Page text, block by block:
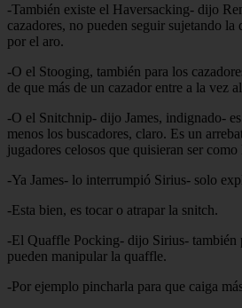
-También existe el Haversacking- dijo
cazadores, no pueden seguir sujetando la
por el aro.
-O el Stooging, también para los
de que más de un cazador entre a la vez
-O el Snitchnip- dijo James, indignado-
menos los buscadores, claro. Es un
jugadores celosos que quisieran ser como
-Ya James- lo interrumpió Sirius- solo
-Esta bien, es tocar o atrapar la snitch.
-El Quaffle Pocking- dijo Sirius- también
pueden manipular la quaffle.
-Por ejemplo pincharla para que caiga